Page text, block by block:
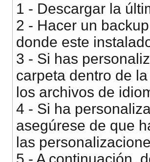
1 - Descargar la
2 - Hacer un
donde este
3 - Si has
carpeta dentro de
los archivos de
4 - Si ha
asegúrese de que
las